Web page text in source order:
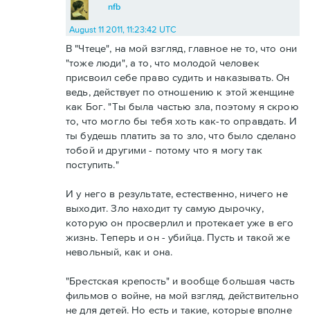
nfb
August 11 2011, 11:23:42 UTC
В "Чтеце", на мой взгляд, главное не то, что они
"тоже люди", а то, что молодой человек
присвоил себе право судить и наказывать. Он
ведь, действует по отношению к этой женщине
как Бог. "Ты была частью зла, поэтому я скрою
то, что могло бы тебя хоть как-то оправдать. И
ты будешь платить за то зло, что было сделано
тобой и другими - потому что я могу так
поступить."
И у него в результате, естественно, ничего не
выходит. Зло находит ту самую дырочку,
которую он просверлил и протекает уже в его
жизнь. Теперь и он - убийца. Пусть и такой же
невольный, как и она.
"Брестская крепость" и вообще большая часть
фильмов о войне, на мой взгляд, действительно
не для детей. Но есть и такие, которые вполне